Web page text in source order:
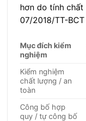
hơn do tính
07/2018/TT-
Mục đích kiểm
nghiệm
Kiểm nghiệm
chất lượng / an
toàn
Công bố hợp
quy / tự công bố